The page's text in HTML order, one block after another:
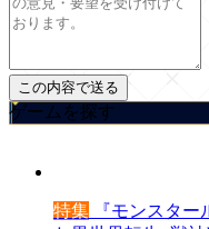
ゲームを探す
特集 『モンスター